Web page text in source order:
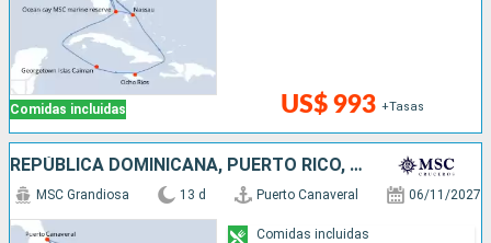
Comidas incluidas US$ 993 +Tasas
REPÚBLICA DOMINICANA, PUERTO RICO, ESTADOS UNIDOS, BAHAMAS
MSC Grandiosa 13 d Puerto Canaveral 06/11/2027
Comidas incluidas